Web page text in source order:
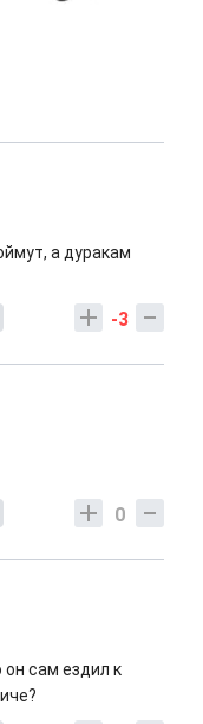
а дуракам
-3
0
он сам ездил к